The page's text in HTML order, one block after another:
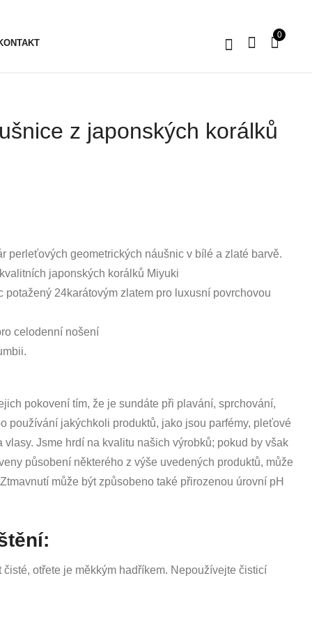
0
Tierra Náušnice z
Kolekce Artisan
z japonských korálků
perleťových geometrických náušnic v bílé a zlaté barvě.
japonských korálků Miyuki
potažený 24karátovým zlatem pro luxusní povrchovou
celodenní nošení
pokovení tím, že je sundáte při plavání, sprchování,
používání jakýchkoli produktů, jako jsou parfémy, pleťové
vlasy. Jsme hrdí na kvalitu našich výrobků; pokud by však
působení některého z výše uvedených produktů, může
může být způsobeno také přirozenou úrovní pH
čisté, otřete je měkkým hadříkem. Nepoužívejte čisticí